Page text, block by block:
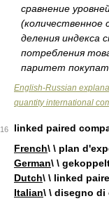
сравнение
(количественное
деления индекса
потребления
паритет
English-Russian
quantity international
16
linked paired
French\ \ plan
German\ \
Dutch\ \ linked
Italian\ \ disegno